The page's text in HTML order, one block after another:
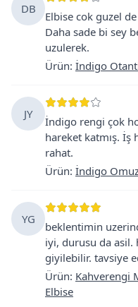
DB
Elbise cok guzel
Daha sade bi sey
uzulerek.
Ürün: İndigo
JY
İndigo rengi çok
hareket katmış. İş
rahat.
Ürün: İndigo
YG
beklentimin
iyi, durusu da
giyilebilir. tavsiye
Ürün: Kahverengi
Elbise